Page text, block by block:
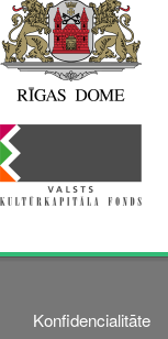
Konfidencialitāte